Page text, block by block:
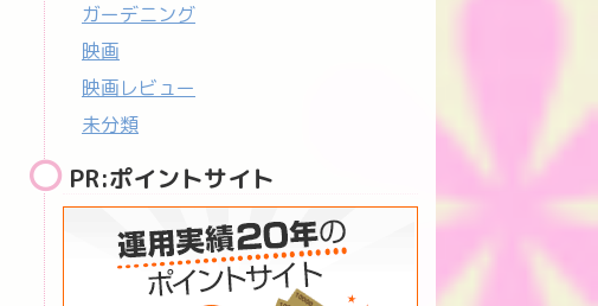
ガーデニング
映画
映画レビュー
未分類
PR:ポイントサイト